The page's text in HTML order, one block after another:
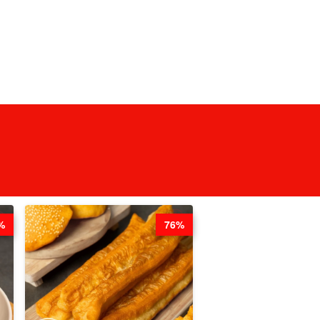
76%